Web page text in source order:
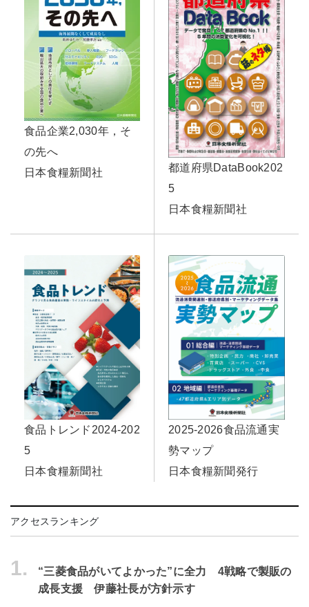
食品企業2,030年，そ
の先へ
日本食糧新聞社
都道府県DataBook202
5
日本食糧新聞社
食品トレンド2024-202
5
日本食糧新聞社
2025-2026食品流通実
勢マップ
日本食糧新聞発行
アクセスランキング
1.
“三菱食品がいてよかった”に全力 4戦略で製販の
成長支援 伊藤社長が方針示す